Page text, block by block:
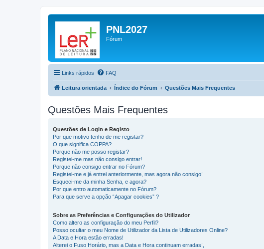
PNL2027
Fórum
Links rápidos FAQ
Leitura orientada Índice do Fórum Questões Mais Frequentes
Questões Mais Frequentes
Questões de Login e Registo
Por que motivo tenho de me registar?
O que significa COPPA?
Porque não me posso registar?
Registei-me mas não consigo entrar!
Porque não consigo entrar no Fórum?
Registei-me e já entrei anteriormente, mas agora não consigo!
Esqueci-me da minha Senha, e agora?
Por que entro automaticamente no Fórum?
Para que serve a opção “Apagar cookies” ?
Sobre as Preferências e Configurações do Utilizador
Como altero as configuração do meu Perfil?
Posso ocultar o meu Nome de Utilizador da Lista de Utilizadores Online?
A Data e Hora estão erradas!
Alterei o Fuso Horário, mas a Data e Hora continuam erradas!,